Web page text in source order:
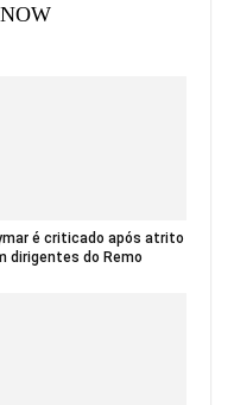
é criticado após atrito
dirigentes do Remo